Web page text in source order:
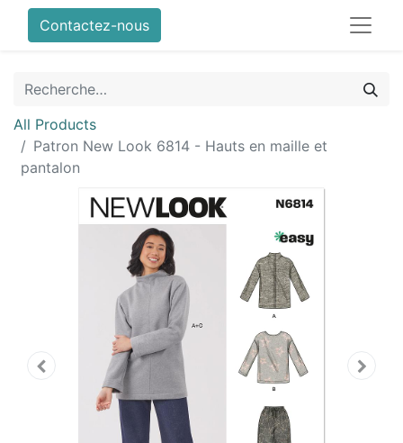
Contactez-nous
All Products
Patron New Look 6814 - Hauts en maille et
pantalon